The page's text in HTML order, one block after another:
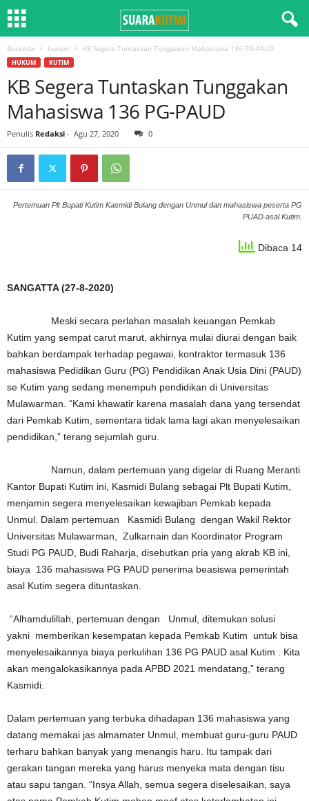
Beranda hukum KB Segera Tuntaskan Tunggakan Mahasiswa 136 PG-PAUD
HUKUM KUTIM
KB Segera Tuntaskan Tunggakan
Mahasiswa 136 PG-PAUD
Penulis Redaksi - Agu 27, 2020 0
Pertemuan Plt Bupati Kutim Kasmidi Bulang dengan Unmul dan mahasiswa peserta PG
PUAD asal Kutim.
Dibaca 14
SANGATTA (27-8-2020)
Meski secara perlahan masalah keuangan Pemkab
Kutim yang sempat carut marut, akhirnya mulai diurai dengan baik
bahkan berdampak terhadap pegawai, kontraktor termasuk 136
mahasiswa Pedidikan Guru (PG) Pendidikan Anak Usia Dini (PAUD)
se Kutim yang sedang menempuh pendidikan di Universitas
Mulawarman. “Kami khawatir karena masalah dana yang tersendat
dari Pemkab Kutim, sementara tidak lama lagi akan menyelesaikan
pendidikan,” terang sejumlah guru.
Namun, dalam pertemuan yang digelar di Ruang Meranti
Kantor Bupati Kutim ini, Kasmidi Bulang sebagai Plt Bupati Kutim,
menjamin segera menyelesaikan kewajiban Pemkab kepada
Unmul. Dalam pertemuan Kasmidi Bulang dengan Wakil Rektor
Universitas Mulawarman, Zulkarnain dan Koordinator Program
Studi PG PAUD, Budi Raharja, disebutkan pria yang akrab KB ini,
biaya 136 mahasiswa PG PAUD penerima beasiswa pemerintah
asal Kutim segera dituntaskan.
“Alhamdulillah, pertemuan dengan Unmul, ditemukan solusi
yakni memberikan kesempatan kepada Pemkab Kutim untuk bisa
menyelesaikannya biaya perkulihan 136 PG PAUD asal Kutim . Kita
akan mengalokasikannya pada APBD 2021 mendatang,” terang
Kasmidi.
Dalam pertemuan yang terbuka dihadapan 136 mahasiswa yang
datang memakai jas almamater Unmul, membuat guru-guru PAUD
terharu bahkan banyak yang menangis haru. Itu tampak dari
gerakan tangan mereka yang harus menyeka mata dengan tisu
atau sapu tangan. “Insya Allah, semua segera diselesaikan, saya